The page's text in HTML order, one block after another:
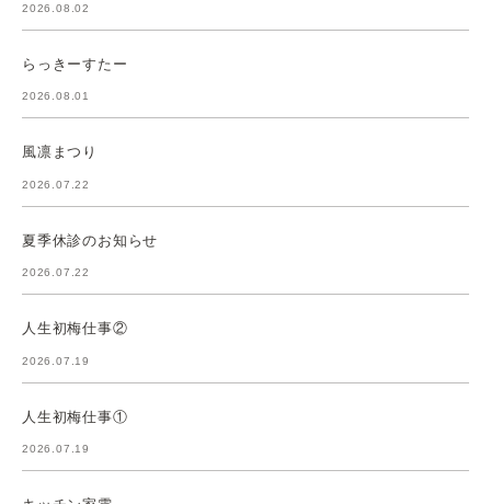
2026.08.02
らっきーすたー
2026.08.01
風凛まつり
2026.07.22
夏季休診のお知らせ
2026.07.22
人生初梅仕事②
2026.07.19
人生初梅仕事①
2026.07.19